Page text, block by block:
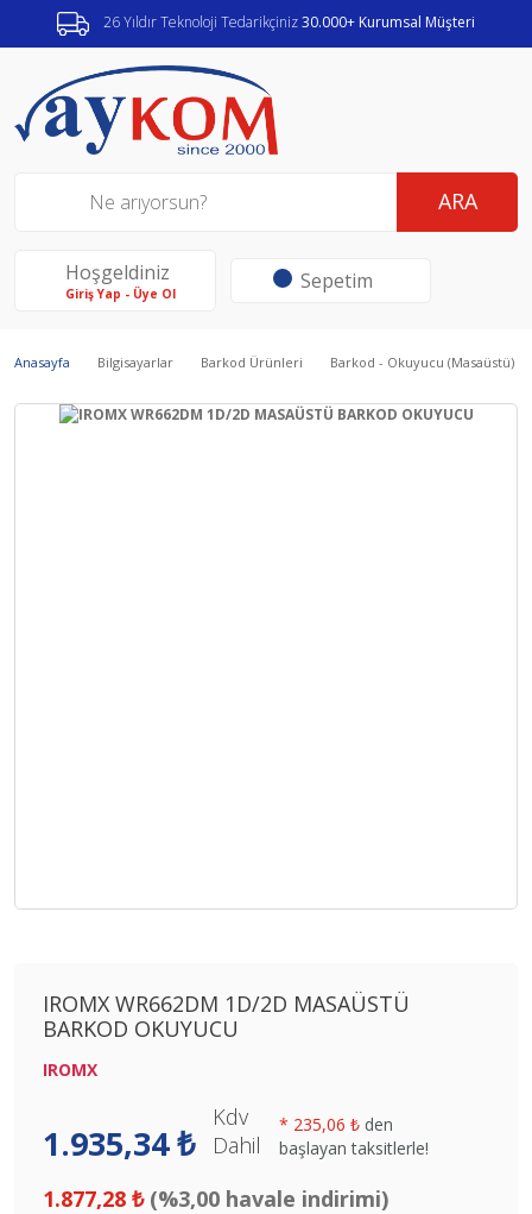
26 Yıldır Teknoloji Tedarikçiniz30.000+ Kurumsal Müşteri
ARA
Hoşgeldiniz
Giriş Yap - Üye Ol Sepetim
Anasayfa Bilgisayarlar Barkod Ürünleri Barkod - Okuyucu (Masaüstü)
IROMX WR662DM 1D/2D MASAÜSTÜ
BARKOD OKUYUCU
IROMX
1.935,34 ₺
Kdv
Dahil
* 235,06 ₺ den
başlayan taksitlerle!
1.877,28 ₺ (%3,00 havale indirimi)